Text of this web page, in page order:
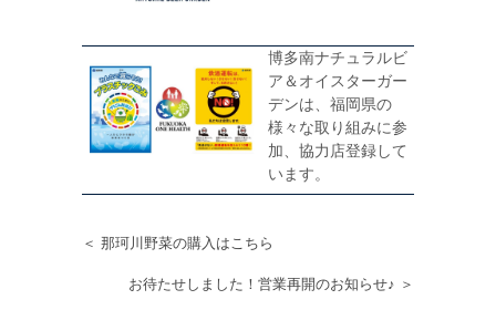
博多南ナチュラルビ
ア＆オイスターガー
デンは、福岡県の
様々な取り組みに参
加、協力店登録して
います。
＜ 那珂川野菜の購入はこちら
お待たせしました！営業再開のお知らせ♪ ＞